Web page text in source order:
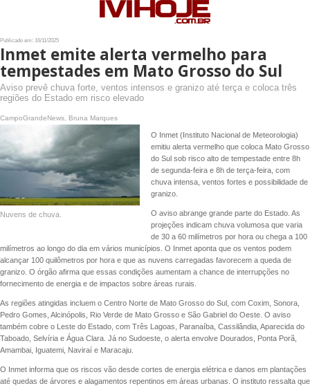
Publicado em: 16/11/2025
Inmet emite alerta vermelho para
tempestades em Mato Grosso do Sul
Aviso prevê chuva forte, ventos intensos e granizo até terça e coloca três
regiões do Estado em risco elevado
CampoGrandeNews, Bruna Marques
Nuvens de chuva.
O Inmet (Instituto Nacional de Meteorologia)
emitiu alerta vermelho que coloca Mato Grosso
do Sul sob risco alto de tempestade entre 8h
de segunda-feira e 8h de terça-feira, com
chuva intensa, ventos fortes e possibilidade de
granizo.
O aviso abrange grande parte do Estado. As
projeções indicam chuva volumosa que varia
de 30 a 60 milímetros por hora ou chega a 100
milímetros ao longo do dia em vários municípios. O Inmet aponta que os ventos podem
alcançar 100 quilômetros por hora e que as nuvens carregadas favorecem a queda de
granizo. O órgão afirma que essas condições aumentam a chance de interrupções no
fornecimento de energia e de impactos sobre áreas rurais.
As regiões atingidas incluem o Centro Norte de Mato Grosso do Sul, com Coxim, Sonora,
Pedro Gomes, Alcinópolis, Rio Verde de Mato Grosso e São Gabriel do Oeste. O aviso
também cobre o Leste do Estado, com Três Lagoas, Paranaíba, Cassilândia, Aparecida do
Taboado, Selvíria e Água Clara. Já no Sudoeste, o alerta envolve Dourados, Ponta Porã,
Amambai, Iguatemi, Naviraí e Maracaju.
O Inmet informa que os riscos vão desde cortes de energia elétrica e danos em plantações
até quedas de árvores e alagamentos repentinos em áreas urbanas. O instituto ressalta que